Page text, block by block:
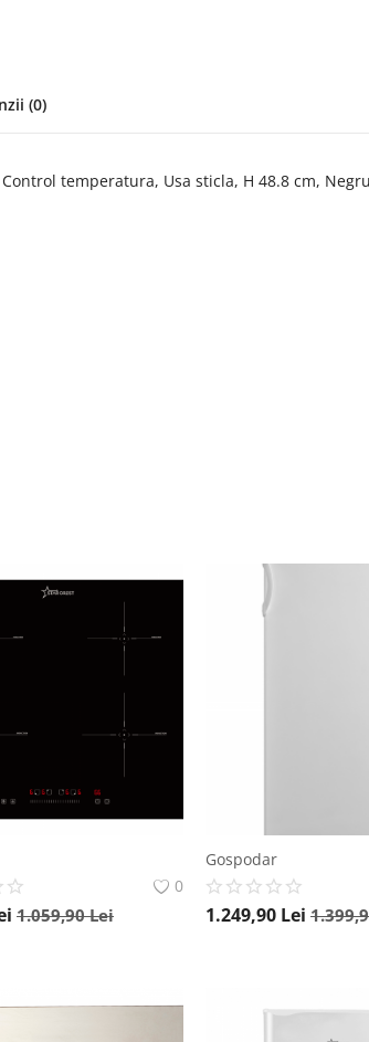
(0)
Control temperatura, Usa sticla, H 48.8 cm, Negru
0
1.059,90Lei
Gospodar
1.249,90 Lei